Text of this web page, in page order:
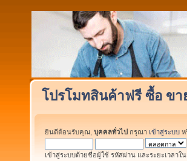
โปรโมทสินค้าฟรี ซื้อ ขา
ยินดีต้อนรับคุณ, บุคคลทั่วไป กรุณา เข้าสู่ระบบ ห
เข้าสู่ระบบด้วยชื่อผู้ใช้ รหัสผ่าน และระยะเวลาใ